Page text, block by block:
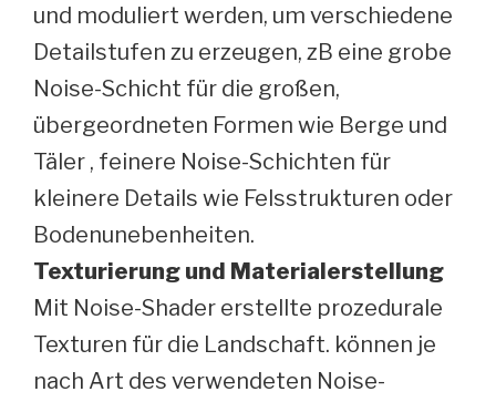
und moduliert werden, um verschiedene
Detailstufen zu erzeugen, zB eine grobe
Noise-Schicht für die großen,
übergeordneten Formen wie Berge und
Täler , feinere Noise-Schichten für
kleinere Details wie Felsstrukturen oder
Bodenunebenheiten.
Texturierung und Materialerstellung
Mit Noise-Shader erstellte prozedurale
Texturen für die Landschaft. können je
nach Art des verwendeten Noise-